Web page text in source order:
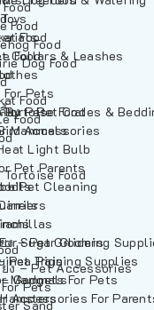
Food
Food
Dog Food
Food
Food
Food
– Pet Accessories
Pets
Sand
Food
Food
Food
Collars & Leashes
Pets
ง – Pet Crates &
Accessories
Light Bulb
Pet Parents
Pet Cleaning
– Pet Grooming
Pet Training Supplies
Gadgets For Pets
Accessories For
By Pet
Mammals
Sugar Gliders
Pigs
Mammals